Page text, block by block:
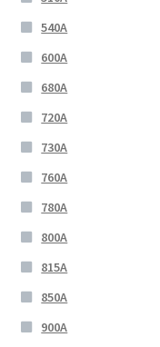
540A
600A
680A
720A
730A
760A
780A
800A
815A
850A
900A